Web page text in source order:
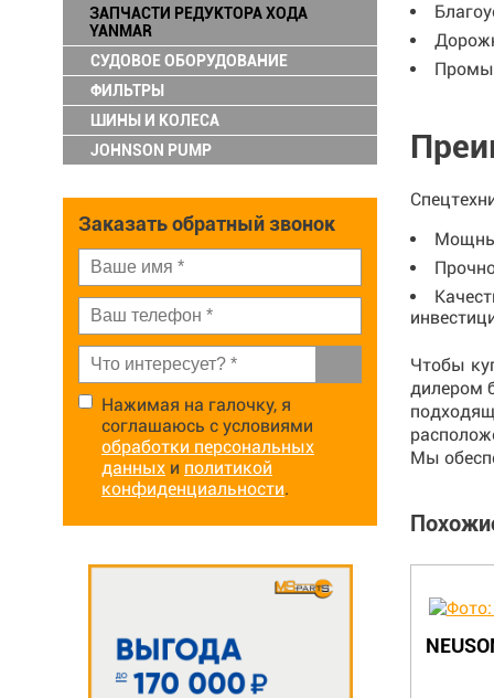
ЗАПЧАСТИ РЕДУКТОРА ХОДА
YANMAR
СУДОВОЕ ОБОРУДОВАНИЕ
ФИЛЬТРЫ
ШИНЫ И КОЛЕСА
JOHNSON PUMP
Заказать обратный звонок
Нажимая на галочку, я
соглашаюсь с условиями
обработки персональных
данных и политикой
конфиденциальности.
Чтобы
дилером
Мы
NEUSON 1402RD